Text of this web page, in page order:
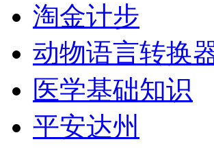
淘金计步
动物语言转换
医学基础知识
平安达州